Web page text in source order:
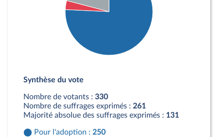
Contre : 11 députés
Synthèse du vote
Nombre de votants : 330
Nombre de suffrages exprimés : 261
Majorité absolue des suffrages exprimés : 131
Pour l'adoption : 250